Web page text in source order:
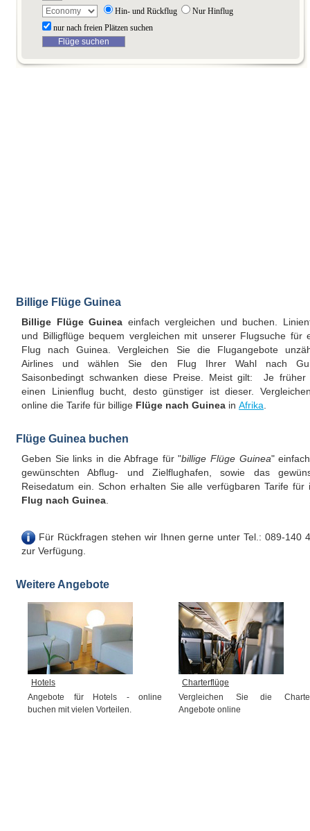
Hin- und Rückflug
Nur Hinflug
nur nach freien Plätzen suchen
Billige Flüge Guinea
Billige Flüge Guinea einfach vergleichen und buchen.
und Billigflüge bequem vergleichen mit unserer Flugsuche für
Flug nach Guinea. Vergleichen Sie die Flugangebote
Airlines und wählen Sie den Flug Ihrer Wahl nach
Saisonbedingt schwanken diese Preise. Meist gilt: Je früher
einen Linienflug bucht, desto günstiger ist dieser.
online die Tarife für billige Flüge nach Guinea in Afrika.
Flüge Guinea buchen
Geben Sie links in die Abfrage für "billige Flüge Guinea"
gewünschten Abflug- und Zielflughafen, sowie das
Reisedatum ein. Schon erhalten Sie alle verfügbaren Tarife für
Flug nach Guinea.
Für Rückfragen stehen wir Ihnen gerne unter Tel.: 089-140
zur Verfügung.
Weitere Angebote
Hotels
Angebote für Hotels - online
buchen mit vielen Vorteilen.
Charterflüge
Vergleichen Sie die
Angebote online